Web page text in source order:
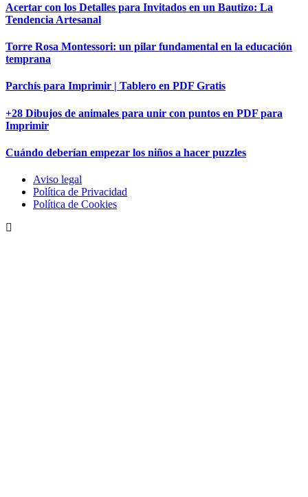
Acertar con los Detalles para Invitados en un Bautizo: La
Tendencia Artesanal
Torre Rosa Montessori: un pilar fundamental en la educación
temprana
Parchís para Imprimir | Tablero en PDF Gratis
+28 Dibujos de animales para unir con puntos en PDF para
Imprimir
Cuándo deberían empezar los niños a hacer puzzles
Aviso legal
Política de Privacidad
Política de Cookies